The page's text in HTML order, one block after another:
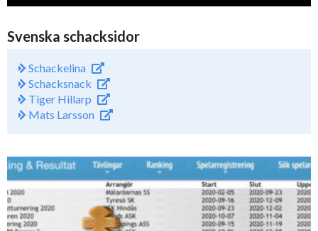
Svenska schacksidor
Schackelina
Schacksnack
Tiger Hillarp
Mats Larsson